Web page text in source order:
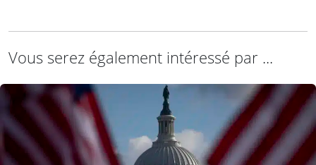
Vous serez également intéressé par ...